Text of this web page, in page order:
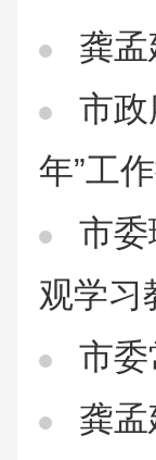
龚
市
年”工
市
观学习
市
龚